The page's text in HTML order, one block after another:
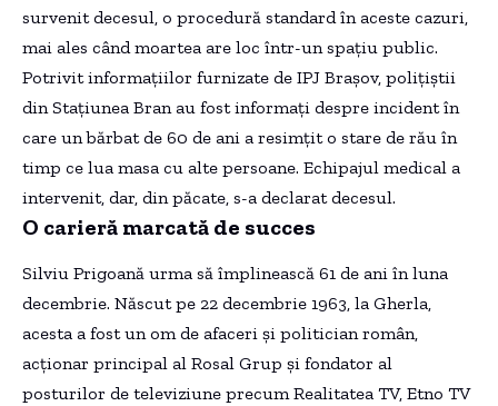
survenit decesul, o procedură standard în aceste cazuri,
mai ales când moartea are loc într-un spațiu public.
Potrivit informațiilor furnizate de IPJ Brașov, polițiștii
din Stațiunea Bran au fost informați despre incident în
care un bărbat de 60 de ani a resimțit o stare de rău în
timp ce lua masa cu alte persoane. Echipajul medical a
intervenit, dar, din păcate, s-a declarat decesul.
O carieră marcată de succes
Silviu Prigoană urma să împlinească 61 de ani în luna
decembrie. Născut pe 22 decembrie 1963, la Gherla,
acesta a fost un om de afaceri și politician român,
acționar principal al Rosal Grup și fondator al
posturilor de televiziune precum Realitatea TV, Etno TV